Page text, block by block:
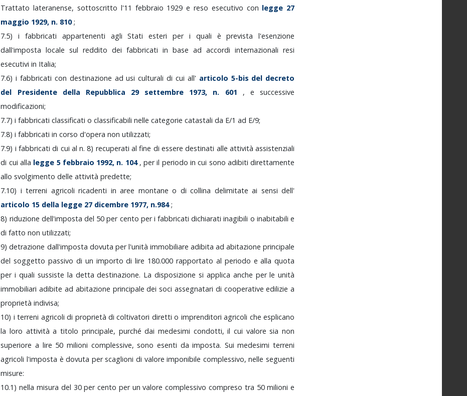
Trattatolateranense, sottoscritto l'11 febbraio 1929e reso esecutivo con legge 27
maggio 1929, n. 810;
7.5)ifabbricati appartenenti agliStatiesteriper i quali èprevistal'esenzione
dall'impostalocalesulredditodeifabbricatiinbaseadaccordiinternazionaliresi
esecutiviin Italia;
7.6)ifabbricati con destinazione adusiculturalidi cui all' articolo 5-bis del decreto
del Presidente della Repubblica 29 settembre 1973, n. 601 , esuccessive
modificazioni;
7.7)ifabbricaticlassificatioclassificabilinellecategoriecatastalida E/1ad E/9;
7.8)ifabbricatiincorsod'operanonutilizzati;
7.9) i fabbricatidi cui aln.8) recuperatialfine di esseredestinati alle attivitàassistenziali
di cui alla legge 5 febbraio 1992, n. 104 ,peril periodoincui sono adibitidirettamente
allosvolgimentodelleattivitàpredette;
7.10) iterreni agricoliricadenti inaree montaneo dicollina delimitateai sensidell'
articolo 15 della legge 27 dicembre 1977, n.984;
8) riduzione dell'imposta del 50per cento perifabbricatidichiaratiinagibili o inabitabilie
difattononutilizzati;
9)detrazione dall'imposta dovuta perl'unità immobiliare adibita ad abitazioneprincipale
delsoggettopassivo di un importodilire 180.000 rapportato al periodo eallaquota
periquali sussiste la dettadestinazione. Ladisposizione si applica anche perleunità
immobiliariadibite ad abitazione principaledeisoci assegnatari di cooperativeediliziea
proprietàindivisa;
10) iterreni agricolidi proprietàdicoltivatori direttio imprenditoriagricoli cheesplicano
laloro attivitàatitolo principale, purchédai medesimi condotti,il cui valoresianon
superiorea lire 50 milioni complessive,sono esenti daimposta. Suimedesimiterreni
agricoli l'imposta èdovuta perscaglionidi valoreimponibile complessivo,nelleseguenti
misure:
10.1)nella misura del 30percento per unvalorecomplessivo compreso tra 50milionie